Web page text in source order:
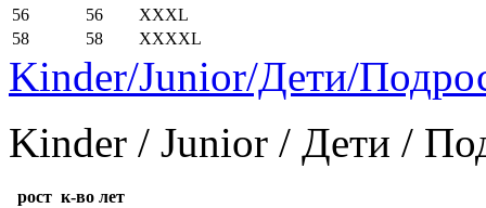
56
56
XXXL
58
58 XXXXL
Kinder/Junior/Дети/
Kinder / Junior / Дети /
рост к-во лет